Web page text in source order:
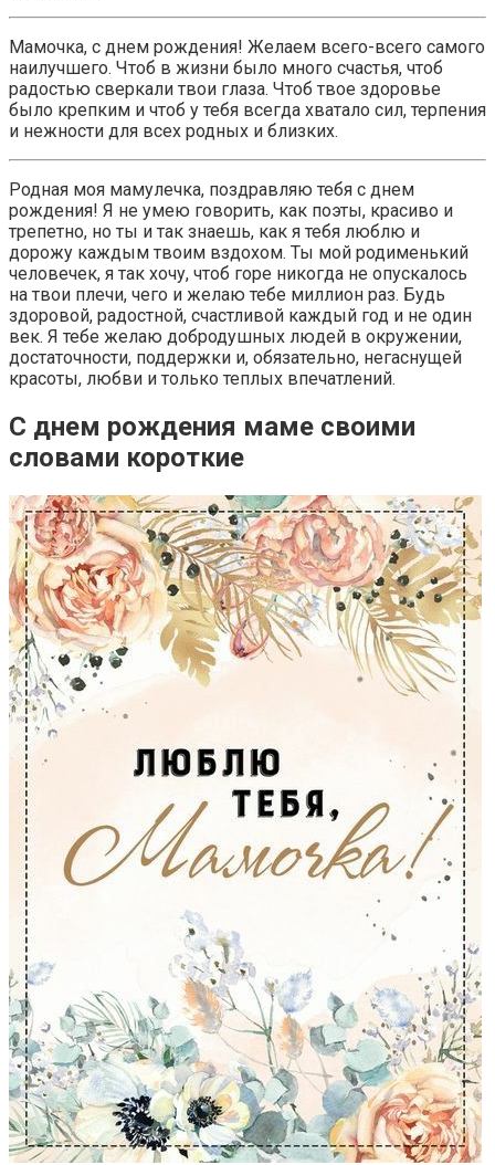
Мамочка, с днем рождения! Желаем всего-всего самого
наилучшего. Чтоб в жизни было много счастья, чтоб
радостью сверкали твои глаза. Чтоб твое здоровье
было крепким и чтоб у тебя всегда хватало сил, терпения
и нежности для всех родных и близких.
Родная моя мамулечка, поздравляю тебя с днем
рождения! Я не умею говорить, как поэты, красиво и
трепетно, но ты и так знаешь, как я тебя люблю и
дорожу каждым твоим вздохом. Ты мой родименький
человечек, я так хочу, чтоб горе никогда не опускалось
на твои плечи, чего и желаю тебе миллион раз. Будь
здоровой, радостной, счастливой каждый год и не один
век. Я тебе желаю добродушных людей в окружении,
достаточности, поддержки и, обязательно, негаснущей
красоты, любви и только теплых впечатлений.
С днем рождения маме своими
словами короткие